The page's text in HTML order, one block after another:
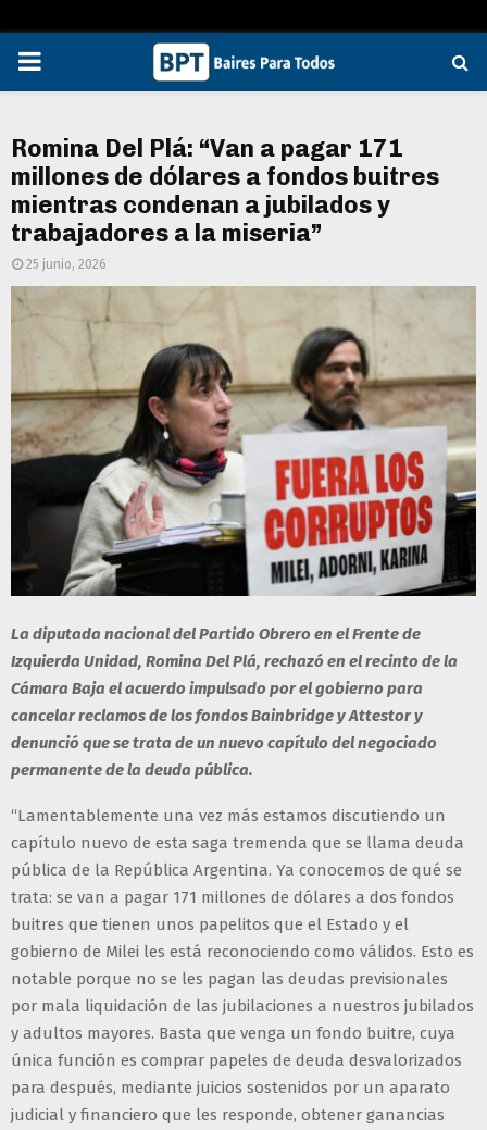
PRIMARY
Romina Del Plá: “Van a pagar 171
millones de dólares a fondos buitres
mientras condenan a jubilados y
trabajadores a la miseria”
25 junio, 2026
La diputada nacional del Partido Obrero en el Frente de
Izquierda Unidad, Romina Del Plá, rechazó en el recinto de la
Cámara Baja el acuerdo impulsado por el gobierno para
cancelar reclamos de los fondos Bainbridge y Attestor y
denunció que se trata de un nuevo capítulo del negociado
permanente de la deuda pública.
“Lamentablemente una vez más estamos discutiendo un
capítulo nuevo de esta saga tremenda que se llama deuda
pública de la República Argentina. Ya conocemos de qué se
trata: se van a pagar 171 millones de dólares a dos fondos
buitres que tienen unos papelitos que el Estado y el
gobierno de Milei les está reconociendo como válidos. Esto es
notable porque no se les pagan las deudas previsionales
por mala liquidación de las jubilaciones a nuestros jubilados
y adultos mayores. Basta que venga un fondo buitre, cuya
única función es comprar papeles de deuda desvalorizados
para después, mediante juicios sostenidos por un aparato
judicial y financiero que les responde, obtener ganancias